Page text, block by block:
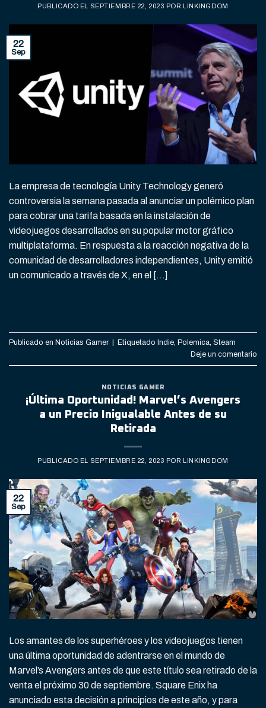
PUBLICADO EL SEPTIEMBRE 22, 2023 POR LINKINGDOM
22
Sep
La empresa de tecnología Unity Technology generó
controversia la semana pasada al anunciar un polémico plan
para cobrar una tarifa basada en la instalación de
videojuegos desarrollados en su popular motor gráfico
multiplataforma. En respuesta a la reacción negativa de la
comunidad de desarrolladores independientes, Unity emitió
un comunicado a través de X, en el […]
Publicado en Noticias Gamer Etiquetado Indie, Polemica, Steam
Deje un comentario
NOTICIAS GAMER
¡Última Oportunidad! Marvel’s Avengers
a un Precio Inigualable Antes de su
Retirada
PUBLICADO EL SEPTIEMBRE 22, 2023 POR LINKINGDOM
22
Sep
Los amantes de los superhéroes y los videojuegos tienen
una última oportunidad de adentrarse en el mundo de
Marvel’s Avengers antes de que este título sea retirado de la
venta el próximo 30 de septiembre. Square Enix ha
anunciado esta decisión a principios de este año, y para